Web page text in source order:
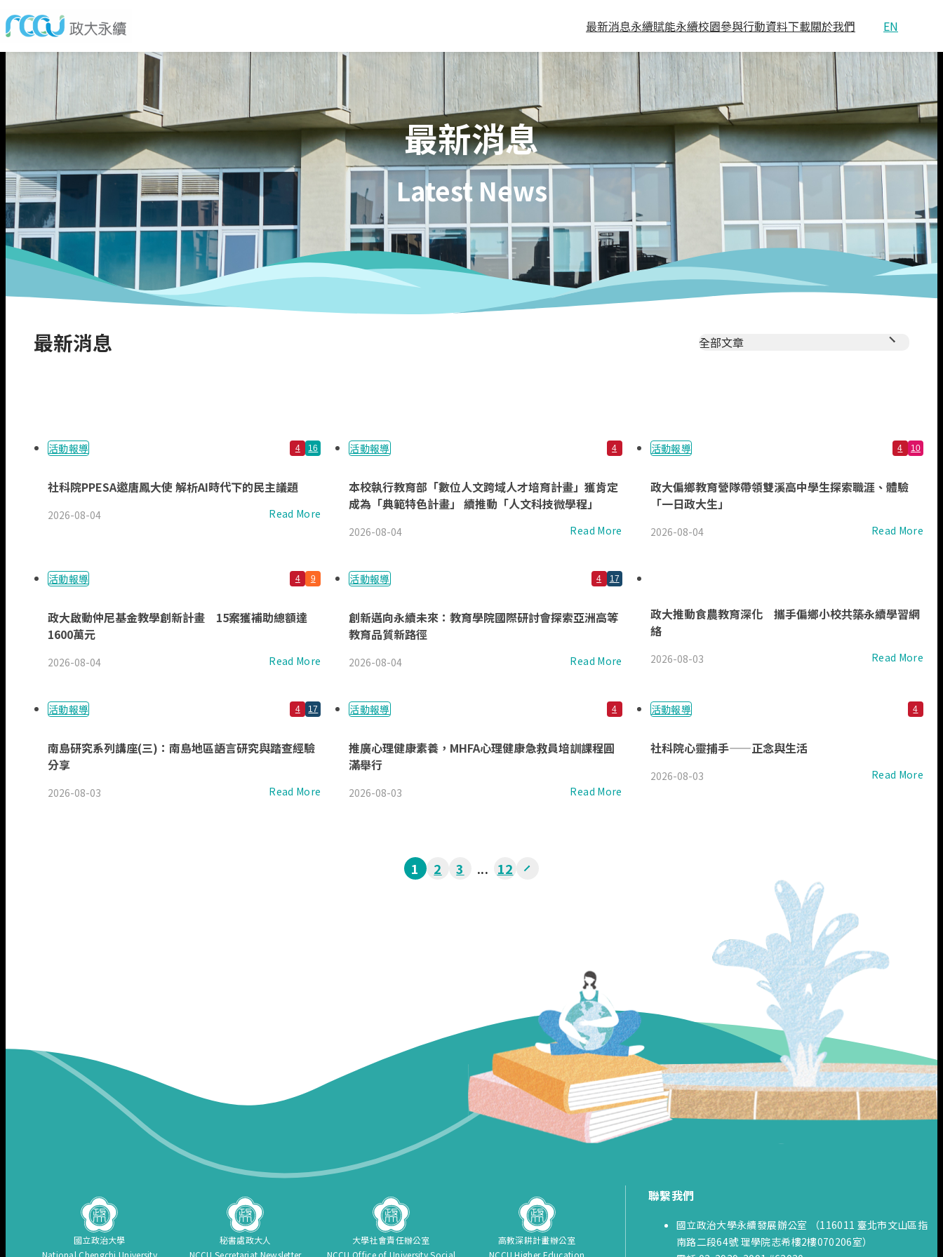
最新消息永續賦能永續校園參與行動資料下載關於我們 EN
最新消息
Latest News
全部文章
最新消息
活動報導 4 16
社科院PPESA邀唐鳳大使 解析AI時代下的民主議題
2026-08-04 Read More
活動報導 4
本校執行教育部「數位人文跨域人才培育計畫」獲肯定
成為「典範特色計畫」 續推動「人文科技微學程」
2026-08-04 Read More
活動報導 4 10
政大偏鄉教育營隊帶領雙溪高中學生探索職涯、體驗
「一日政大生」
2026-08-04 Read More
活動報導 4 9
政大啟動仲尼基金教學創新計畫 15案獲補助總額達
1600萬元
2026-08-04 Read More
活動報導 4 17
創新邁向永續未來：教育學院國際研討會探索亞洲高等
教育品質新路徑
2026-08-04 Read More
政大推動食農教育深化 攜手偏鄉小校共築永續學習網
絡
2026-08-03 Read More
活動報導 4 17
南島研究系列講座(三)：南島地區語言研究與踏查經驗
分享
2026-08-03 Read More
活動報導 4
推廣心理健康素養，MHFA心理健康急救員培訓課程圓
滿舉行
2026-08-03 Read More
活動報導 4
社科院心靈捕手——正念與生活
2026-08-03 Read More
1 2 3 ... 12
國立政治大學
National Chengchi University
秘書處政大人
NCCU Secretariat Newsletter
大學社會責任辦公室
NCCU Office of University Social
高教深耕計畫辦公室
NCCU Higher Education
聯繫我們
國立政治大學永續發展辦公室 （116011 臺北市文山區指
南路二段64號 理學院志希樓2樓070206室）